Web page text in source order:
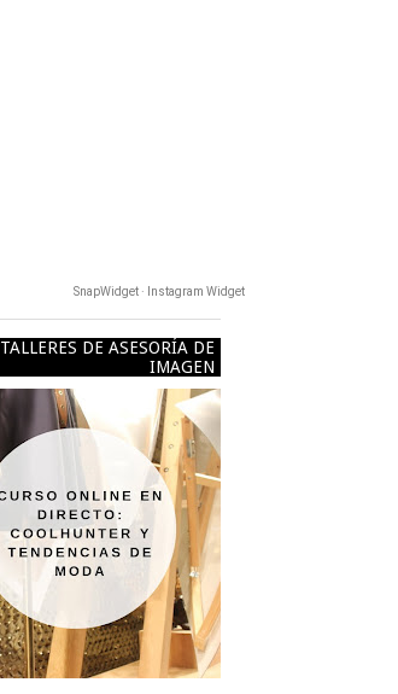
SnapWidget · Instagram Widget
TALLERES DE ASESORÍA DE
IMAGEN